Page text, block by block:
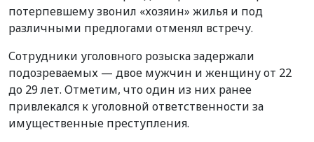
потерпевшему звонил «хозяин» жилья и под
различными предлогами отменял встречу.
Сотрудники уголовного розыска задержали
подозреваемых — двое мужчин и женщину от 22
до 29 лет. Отметим, что один из них ранее
привлекался к уголовной ответственности за
имущественные преступления.